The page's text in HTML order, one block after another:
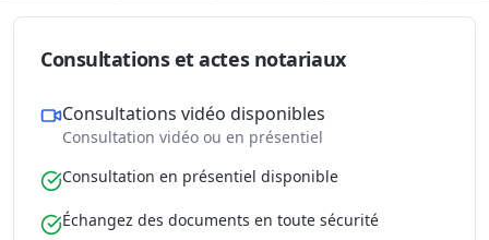
Consultations et actes notariaux
Consultations vidéo disponibles
Consultation vidéo ou en présentiel
Consultation en présentiel disponible
Échangez des documents en toute sécurité